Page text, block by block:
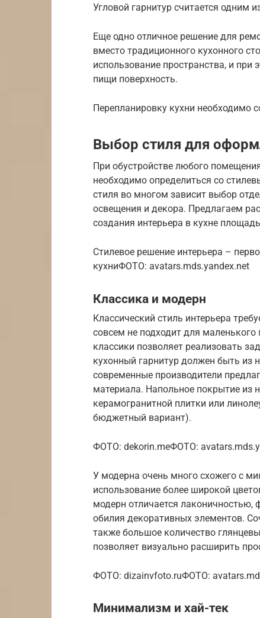
Угловой гарнитур считается одним
Еще одно отличное решение для
вместо традиционного кухонного
использование пространства, и
пищи поверхность.
Перепланировку кухни необходимо
Выбор стиля для
При обустройстве любого
необходимо определиться со
стиля во многом зависит выбор
освещения и декора. Предлагаем
создания интерьера в кухне
Стилевое решение интерьера –
кухниФОТО: avatars.mds.yandex.net
Классика и модерн
Классический стиль интерьера
совсем не подходит для
классики позволяет реализовать
кухонный гарнитур должен быть из
современные производители
материала. Напольное покрытие из
керамогранитной плитки или
бюджетный вариант).
ФОТО: dekorin.meФОТО:
У модерна очень много схожего с
использование более широкой
модерн отличается
обилия декоративных элементов.
также большое количество
позволяет визуально расширить
ФОТО: dizainvfoto.ruФОТО:
Минимализм и хай-тек